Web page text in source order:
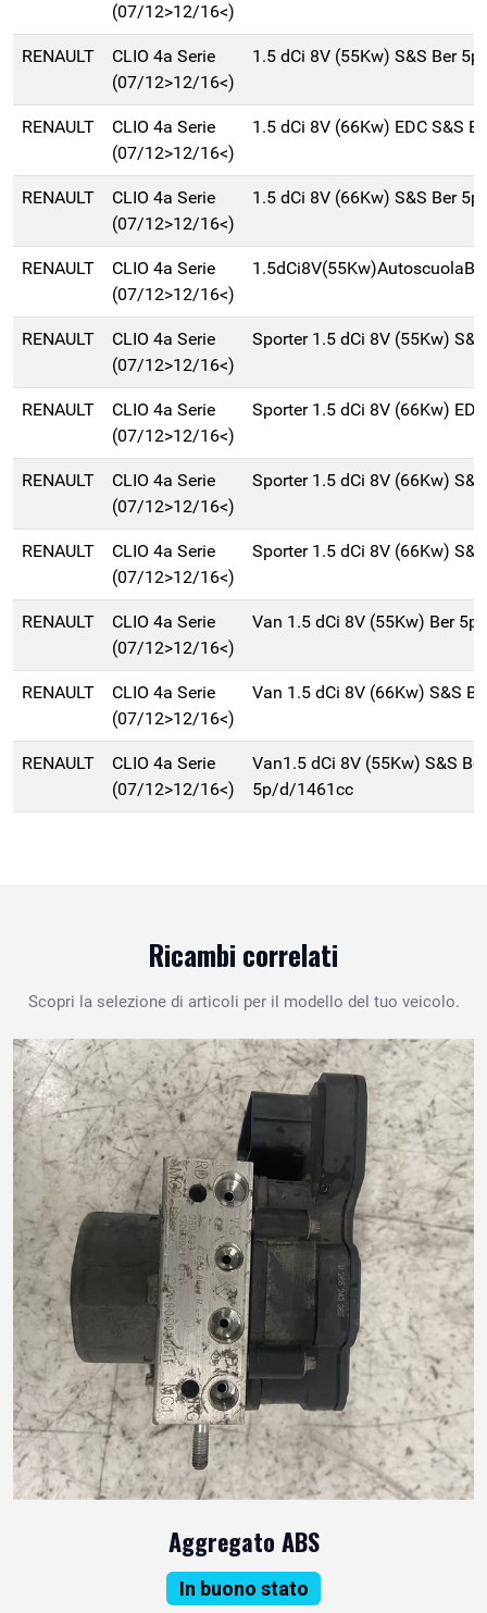
(07/12>12/16<)
RENAULT
CLIO 4a Serie
(07/12>12/16<)
1.5 dCi 8V (55Kw) S&S Ber
RENAULT
CLIO 4a Serie
(07/12>12/16<)
1.5 dCi 8V (66Kw) EDC S&S
RENAULT
CLIO 4a Serie
(07/12>12/16<)
1.5 dCi 8V (66Kw) S&S Ber
RENAULT
CLIO 4a Serie
(07/12>12/16<)
RENAULT
CLIO 4a Serie
(07/12>12/16<)
Sporter 1.5 dCi 8V (55Kw)
RENAULT
CLIO 4a Serie
(07/12>12/16<)
Sporter 1.5 dCi 8V (66Kw)
RENAULT
CLIO 4a Serie
(07/12>12/16<)
Sporter 1.5 dCi 8V (66Kw)
RENAULT
CLIO 4a Serie
(07/12>12/16<)
Sporter 1.5 dCi 8V (66Kw)
RENAULT
CLIO 4a Serie
(07/12>12/16<)
Van 1.5 dCi 8V (55Kw) Ber
RENAULT
CLIO 4a Serie
(07/12>12/16<)
Van 1.5 dCi 8V (66Kw) S&S
RENAULT
CLIO 4a Serie
(07/12>12/16<)
Van1.5 dCi 8V (55Kw) S&S Ber
5p/d/1461cc
Ricambi correlati
Scopri la selezione di articoli per il modello del tuo veicolo.
Aggregato ABS
In buono stato